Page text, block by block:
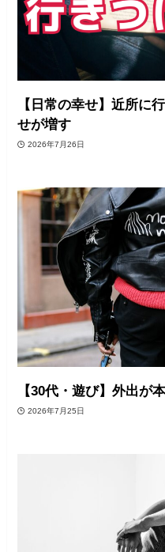
【日常の幸せ】近所に
せが増す
2026年7月26日
【30代・遊び】外出が
2026年7月25日